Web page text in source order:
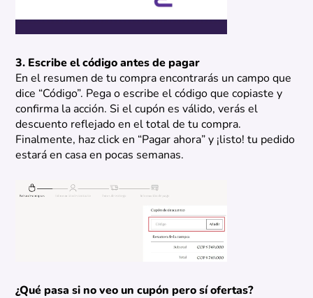
3. Escribe el código antes de pagar
En el resumen de tu compra encontrarás un campo que
dice “Código”. Pega o escribe el código que copiaste y
confirma la acción. Si el cupón es válido, verás el
descuento reflejado en el total de tu compra.
Finalmente, haz click en “Pagar ahora” y ¡listo! tu pedido
estará en casa en pocas semanas.
¿Qué pasa si no veo un cupón pero sí ofertas?